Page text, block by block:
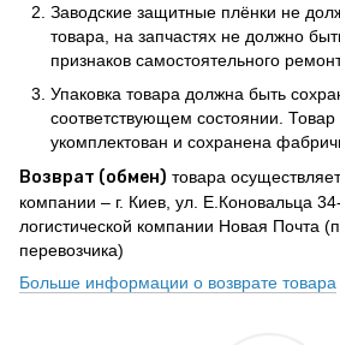
Заводские защитные плёнки не
товара, на запчастях не должно
признаков самостоятельного
Упаковка товара должна быть
соответствующем состоянии.
укомплектован и сохранена
Возврат (обмен) товара
компании – г. Киев, ул. Е.Коновальца
логистической компании Новая Почта
перевозчика)
Больше информации о возврате товара